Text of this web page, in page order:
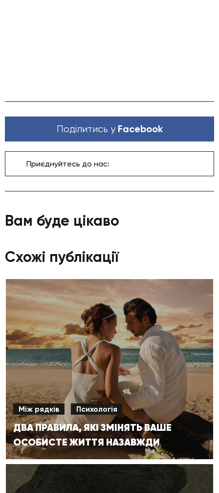
Поділитись у Facebook
Приєднуйтесь до нас:
Вам буде цікаво
Схожі публікації
Між рядків Психологія
ДВА ПРАВИЛА, ЯКІ ЗМІНЯТЬ ВАШЕ
ОСОБИСТЕ ЖИТТЯ НАЗАВЖДИ